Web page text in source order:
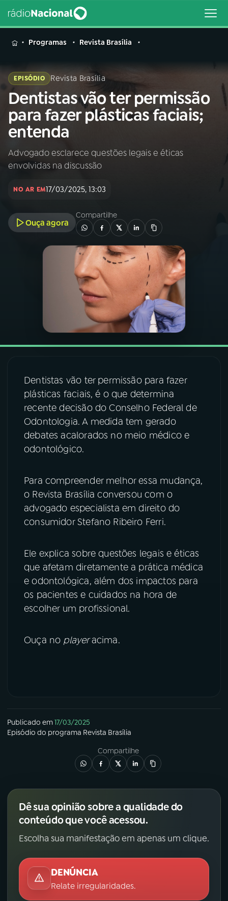
MENU
Buscar
na
Rádio
Nacional
Buscar
AO VIVO
INÍCIO
A RÁDIO
PROGRAMAÇÃO
PROGRAMAS
08FESTIVAL DE MÚSICA
ACOMPANHE A RÁDIO NACIONAL
TikTok
Programas Revista Brasília
EPISÓDIO Revista Brasília
Dentistas vão ter permissão
para fazer plásticas faciais;
entenda
Advogado esclarece questões legais e éticas
envolvidas na discussão
NO AR EM17/03/2025, 13:03
Ouça agora
Compartilhe
Dentistas vão ter permissão para fazer
plásticas faciais, é o que determina
recente decisão do Conselho Federal de
Odontologia. A medida tem gerado
debates acalorados no meio médico e
odontológico.
Para compreender melhor essa mudança,
o Revista Brasília conversou com o
advogado especialista em direito do
consumidor Stefano Ribeiro Ferri.
Ele explica sobre questões legais e éticas
que afetam diretamente a prática médica
e odontológica, além dos impactos para
os pacientes e cuidados na hora de
escolher um profissional.
Ouça no playeracima.
Publicado em17/03/2025
Episódio do programa Revista Brasília
Compartilhe
Dê sua opinião sobre a qualidade do
conteúdo que você acessou.
Escolha sua manifestação em apenas um clique.
DENÚNCIA
Relate irregularidades.